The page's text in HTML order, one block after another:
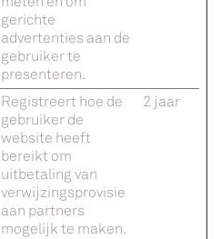
gerichte
advertenties aan de
gebruiker te
presenteren.
Registreert hoe de
gebruiker de
website heeft
bereikt om
uitbetaling van
verwijzingsprovisie
aan partners
mogelijk te maken.
2 jaar